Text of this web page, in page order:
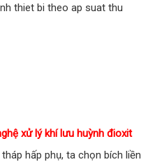
xử lý khí lưu huỳnh đioxit
hấp phụ, ta chọn bích liền